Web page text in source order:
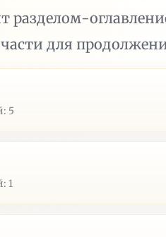
разделом-
для
5
1